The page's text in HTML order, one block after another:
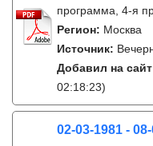
программа, 4-я
Регион: Москва
Источник:
Добавил на
02:18:23)
02-03-1981 -